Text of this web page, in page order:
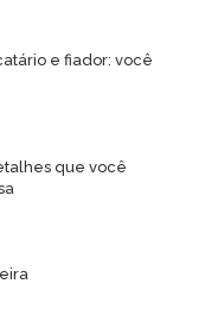
e fiador: você
que você